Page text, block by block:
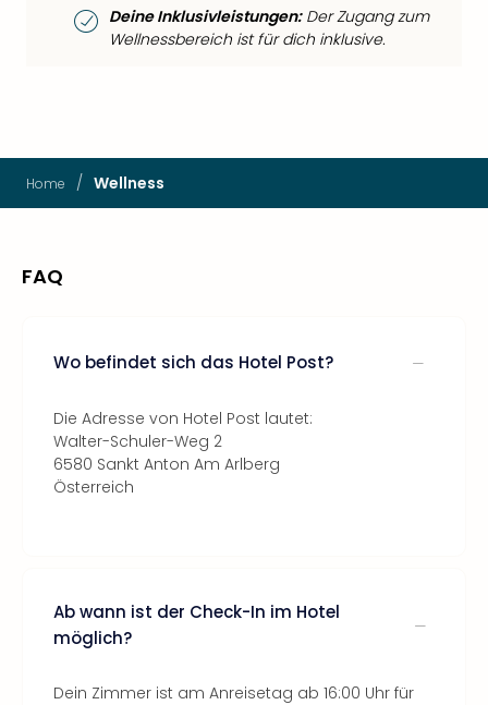
Deine Inklusivleistungen:Der Zugang zum
Wellnessbereich ist für dich inklusive.
Home / Wellness
FAQ
Wo befindet sich das Hotel Post?
Die Adresse von Hotel Post lautet:
Walter-Schuler-Weg 2
6580 Sankt Anton Am Arlberg
Österreich
Ab wann ist der Check-In im Hotel
möglich?
Dein Zimmer ist am Anreisetag ab 16:00 Uhr für